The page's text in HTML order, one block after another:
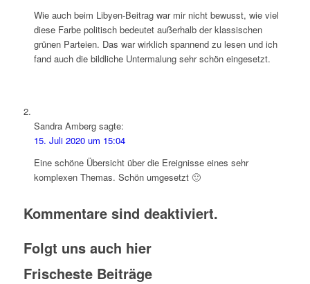
Wie auch beim Libyen-Beitrag war mir nicht bewusst, wie viel
diese Farbe politisch bedeutet außerhalb der klassischen
grünen Parteien. Das war wirklich spannend zu lesen und ich
fand auch die bildliche Untermalung sehr schön eingesetzt.
Sandra Amberg sagte:
15. Juli 2020 um 15:04
Eine schöne Übersicht über die Ereignisse eines sehr
komplexen Themas. Schön umgesetzt 🙂
Kommentare sind deaktiviert.
Folgt uns auch hier
Frischeste Beiträge